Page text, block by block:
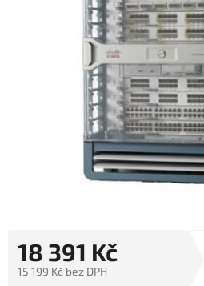
18 391 Kč
15 199 Kč bez DPH